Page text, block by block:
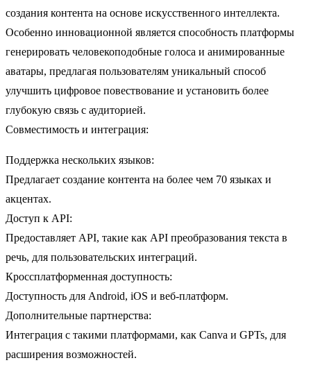
создания контента на основе искусственного интеллекта.
Особенно инновационной является способность платформы
генерировать человекоподобные голоса и анимированные
аватары, предлагая пользователям уникальный способ
улучшить цифровое повествование и установить более
глубокую связь с аудиторией.
Совместимость и интеграция:
Поддержка нескольких языков:
Предлагает создание контента на более чем 70 языках и
акцентах.
Доступ к API:
Предоставляет API, такие как API преобразования текста в
речь, для пользовательских интеграций.
Кроссплатформенная доступность:
Доступность для Android, iOS и веб-платформ.
Дополнительные партнерства:
Интеграция с такими платформами, как Canva и GPTs, для
расширения возможностей.